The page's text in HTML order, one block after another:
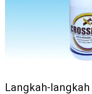
Langkah-